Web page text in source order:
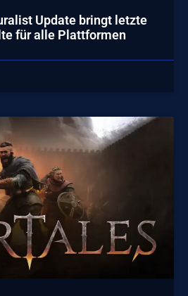
Update bringt letzte
für alle Plattformen